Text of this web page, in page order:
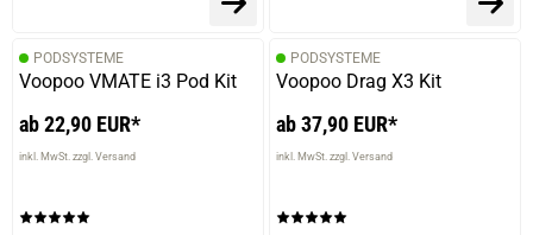
PODSYSTEME
Voopoo VMATE i3 Pod Kit
ab 22,90 EUR*
inkl. MwSt. zzgl. Versand
PODSYSTEME
Voopoo Drag X3 Kit
ab 37,90 EUR*
inkl. MwSt. zzgl. Versand